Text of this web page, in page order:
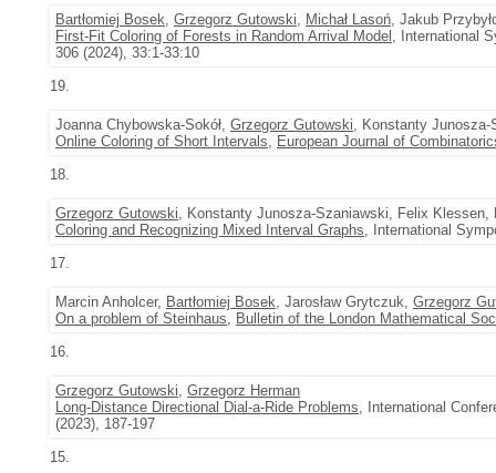
Bartłomiej Bosek, Grzegorz Gutowski, Michał Lasoń, Jakub
First-Fit Coloring of Forests in Random Arrival Model , International
306 (2024), 33:1-33:10
19.
Joanna Chybowska-Sokół, Grzegorz Gutowski, Konstanty
Online Coloring of Short Intervals, European Journal of
18.
Grzegorz Gutowski, Konstanty Junosza-Szaniawski, Felix Klessen,
Coloring and Recognizing Mixed Interval Graphs, International
17.
Marcin Anholcer, Bartłomiej Bosek, Jarosław Grytczuk, Grzegorz
On a problem of Steinhaus, Bulletin of the London Mathematical
16.
Grzegorz Gutowski, Grzegorz Herman
Long-Distance Directional Dial-a-Ride Problems, International
(2023), 187-197
15.